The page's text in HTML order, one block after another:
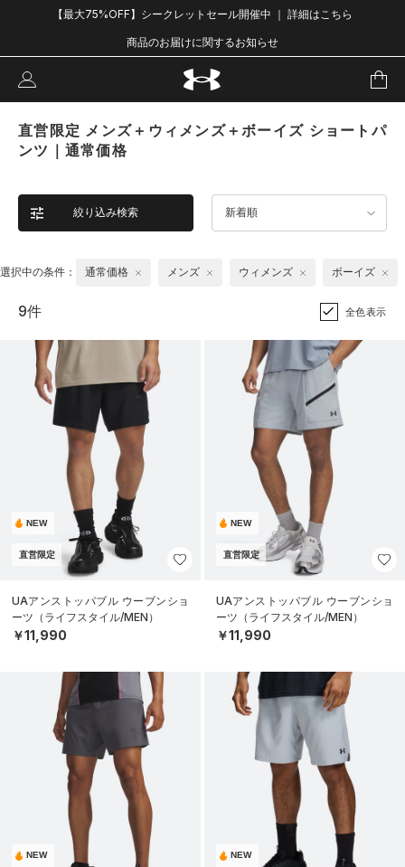
【最大75%OFF】シークレットセール開催中 ｜ 詳細はこちら
商品のお届けに関するお知らせ
直営限定 メンズ＋ウィメンズ＋ボーイズ ショートパ
ンツ｜通常価格
絞り込み検索 新着順
選択中の条件： 通常価格 メンズ ウィメンズ ボーイズ
9件 全色表示
NEW
直営限定
UAアンストッパブル ウーブンショ
ーツ（ライフスタイル/MEN）
￥11,990
NEW
直営限定
UAアンストッパブル ウーブンショ
ーツ（ライフスタイル/MEN）
￥11,990
NEW NEW